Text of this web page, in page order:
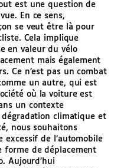
est une question de
En ce sens,
se veut être là pour
Cela implique
en valeur du vélo
mais également
Ce n’est pas un combat
un autre, qui est
où la voiture est
un contexte
climatique et
nous souhaitons
excessif de l’automobile
forme de déplacement
Aujourd’hui